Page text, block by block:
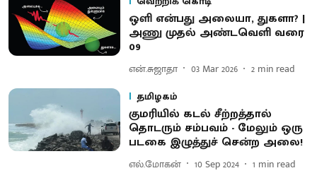
ஒளி என்பது அலையா, துகளா? |
அணு முதல் அண்டவெளி வரை
09
என்.சுஜாதா 03 Mar 2026 2 min read
தமிழகம்
குமரியில் கடல் சீற்றத்தால்
தொடரும் சம்பவம் - மேலும் ஒரு
படகை இழுத்துச் சென்ற அலை!
எல்.மோகன் 10 Sep 2024 1 min read